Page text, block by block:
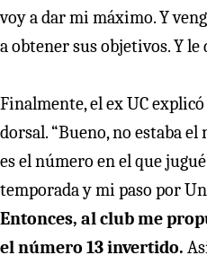
voy a dar mi máximo. Y
a obtener sus objetivos. Y le
Finalmente, el ex UC
dorsal. “Bueno, no estaba
es el número en el que
temporada y mi paso por
Entonces, al club me
el número 13 invertido.